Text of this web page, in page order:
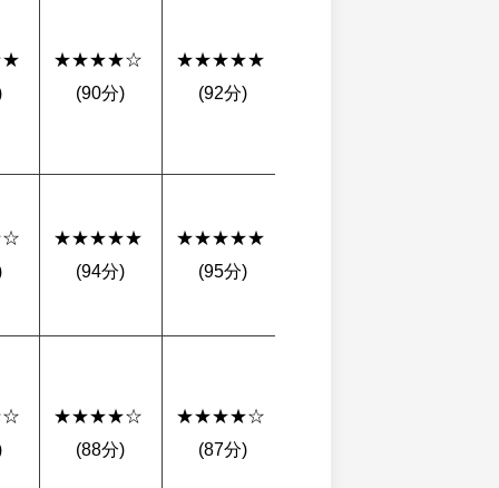
★★★★☆
(90分)
★★★★★
(92分)
★★★★★
(94分)
★★★★★
(95分)
★★★★☆
(88分)
★★★★☆
(87分)